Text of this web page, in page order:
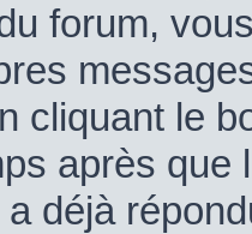
forum,
cliquant le
après que
a déjà